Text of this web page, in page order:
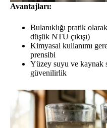
Avantajları:
Bulanıklığı pratik
düşük NTU çıkışı)
Kimyasal kullanımı
prensibi
Yüzey suyu ve kaynak
güvenilirlik